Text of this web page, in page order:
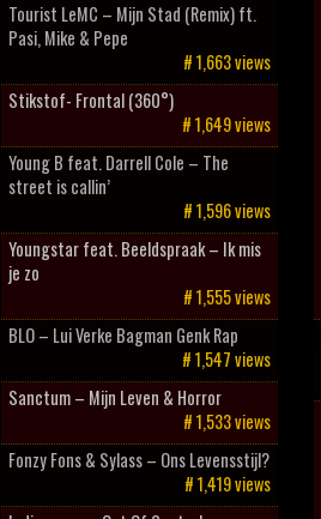
Tourist LeMC – Mijn Stad (Remix) ft.
Pasi, Mike & Pepe
# 1,663 views
Stikstof- Frontal (360°)
# 1,649 views
Young B feat. Darrell Cole – The
street is callin’
# 1,596 views
Youngstar feat. Beeldspraak – Ik mis
je zo
# 1,555 views
BLO – Lui Verke Bagman Genk Rap
# 1,547 views
Sanctum – Mijn Leven & Horror
# 1,533 views
Fonzy Fons & Sylass – Ons Levensstijl?
# 1,419 views